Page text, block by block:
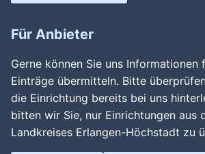
Für Anbieter
Gerne können Sie uns Informationen
Einträge übermitteln. Bitte
die Einrichtung bereits bei uns
bitten wir Sie, nur Einrichtungen aus
Landkreises Erlangen-Höchstadt zu